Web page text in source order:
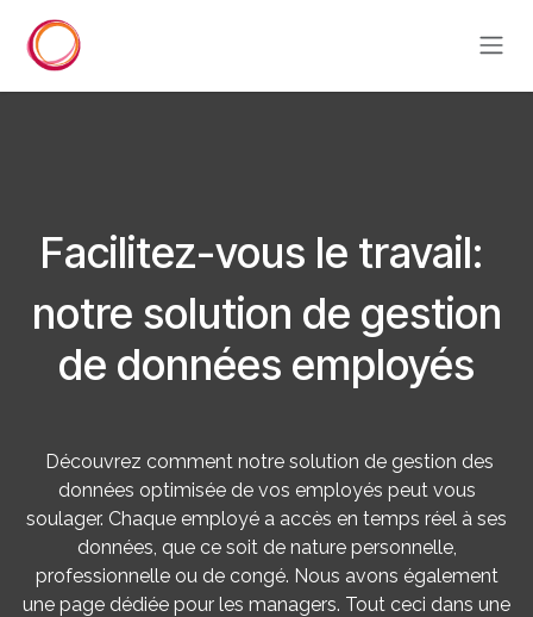
Facilitez-vous le travail:
notre solution de gestion
de données employés
Découvrez comment notre solution de gestion des
données optimisée de vos employés peut vous
soulager. Chaque employé a accès en temps réel à ses
données, que ce soit de nature personnelle,
professionnelle ou de congé. Nous avons également
une page dédiée pour les managers. Tout ceci dans une